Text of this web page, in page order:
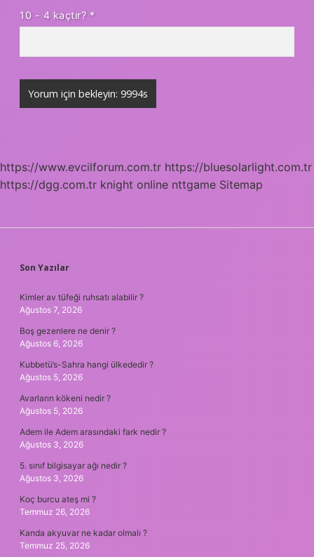
10 - 4 kaçtır? *
https://www.evcilforum.com.tr https://bluesolarlight.com.tr
https://dgg.com.tr knight online nttgame Sitemap
SIDEBAR
Son Yazılar
Kimler av tüfeği ruhsatı alabilir ?
Ağustos 7, 2026
Boş gezenlere ne denir ?
Ağustos 6, 2026
Kubbetü’s-Sahra hangi ülkededir ?
Ağustos 5, 2026
Avarların kökeni nedir ?
Ağustos 5, 2026
Adem ile Adem arasındaki fark nedir ?
Ağustos 3, 2026
5. sınıf bilgisayar ağı nedir ?
Ağustos 3, 2026
Koç burcu ateş mi ?
Temmuz 26, 2026
Kanda akyuvar ne kadar olmalı ?
Temmuz 25, 2026